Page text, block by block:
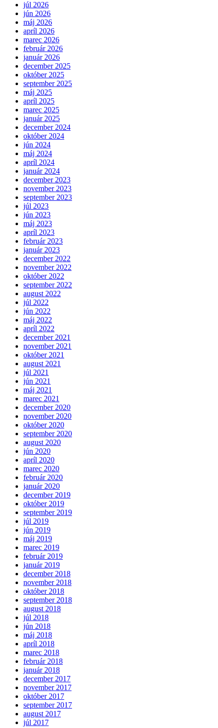
júl 2026
jún 2026
máj 2026
apríl 2026
marec 2026
február 2026
január 2026
december 2025
október 2025
september 2025
máj 2025
apríl 2025
marec 2025
január 2025
december 2024
október 2024
jún 2024
máj 2024
apríl 2024
január 2024
december 2023
november 2023
september 2023
júl 2023
jún 2023
máj 2023
apríl 2023
február 2023
január 2023
december 2022
november 2022
október 2022
september 2022
august 2022
júl 2022
jún 2022
máj 2022
apríl 2022
december 2021
november 2021
október 2021
august 2021
júl 2021
jún 2021
máj 2021
marec 2021
december 2020
november 2020
október 2020
september 2020
august 2020
jún 2020
apríl 2020
marec 2020
február 2020
január 2020
december 2019
október 2019
september 2019
júl 2019
jún 2019
máj 2019
marec 2019
február 2019
január 2019
december 2018
november 2018
október 2018
september 2018
august 2018
júl 2018
jún 2018
máj 2018
apríl 2018
marec 2018
február 2018
január 2018
december 2017
november 2017
október 2017
september 2017
august 2017
júl 2017